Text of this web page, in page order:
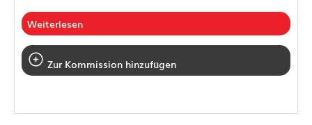
Weiterlesen
Zur Kommission hinzufügen